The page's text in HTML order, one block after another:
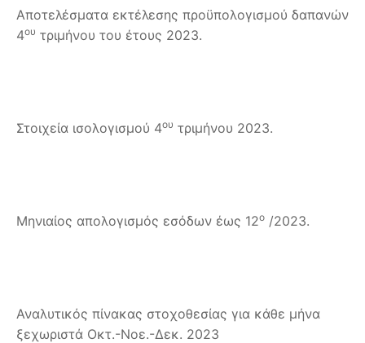
Αποτελέσματα εκτέλεσης προϋπολογισμού δαπανών
4ου τριμήνου του έτους 2023.
Στοιχεία ισολογισμού 4ου τριμήνου 2023.
Μηνιαίος απολογισμός εσόδων έως 12ο /2023.
Αναλυτικός πίνακας στοχοθεσίας για κάθε μήνα
ξεχωριστά Οκτ.-Νοε.-Δεκ. 2023